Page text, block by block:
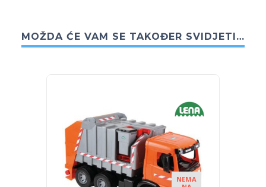
MOŽDA ĆE VAM SE TAKOĐER SVIDJETI…
NEMA